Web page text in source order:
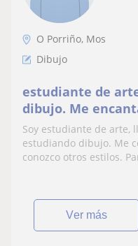
O Porriño, Mos
Dibujo
estudiante de
dibujo. Me
interesados en
alguna
Soy estudiante de arte,
estudiando dibujo. Me
conozco otros estilos.
ver más